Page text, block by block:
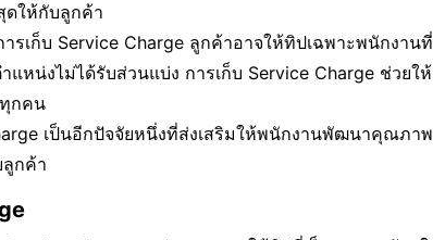
ดให้กับลูกค้า
รเก็บ Service Charge ลูกค้าอาจให้ทิปเฉพาะพนักงานที่
หน่งไม่ได้รับส่วนแบ่ง การเก็บ Service Charge ช่วยให้
กคน
เป็นอีกปัจจัยหนึ่งที่ส่งเสริมให้พนักงานพัฒนาคุณภาพ
ลูกค้า